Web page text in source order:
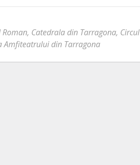
Roman, Catedrala din Tarragona, Circul
Amfiteatrului din Tarragona